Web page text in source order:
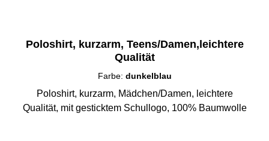
Poloshirt, kurzarm, Teens/Damen,leichtere
Qualität
Farbe: dunkelblau
Poloshirt, kurzarm, Mädchen/Damen, leichtere
Qualität, mit gesticktem Schullogo, 100% Baumwolle